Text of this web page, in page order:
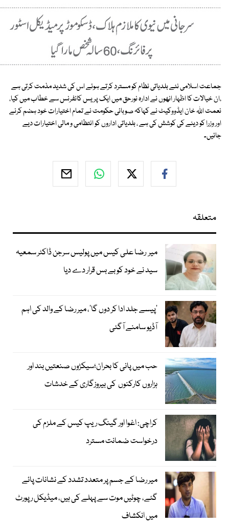
جماعت اسلامی نئے بلدیاتی نظام کو مسترد کرتے ہوئے اس کی شدید مذمت کرتی ہے
،ان خیالات کا اظہار انھوں نے ادارہ نورحق میں ایک پریس کانفرنس سے خطاب میں کیا،
نعمت اللہ خان ایڈووکیٹ نے کہاکہ صوبائی حکومت نے تمام اختیارات خود ہضم کرنے
اور وزرا کو دینے کی کوشش کی ہے ، بلدیاتی اداروں کو انتظامی و مالی اختیارات دیے
جائیں۔
متعلقہ
میر رضا علی کیس میں پولیس سرجن ڈاکٹر سمعیہ
سید نے خود کو بے بس قرار دے دیا
’پیسے جلد ادا کر دوں گا‘، میر رضا کے والد کی اہم
آڈیو سامنے آگئی
حب میں پانی کا بحران؛سیکڑوں صنعتیں بند اور
ہزاروں کارکنوں کی بیروزگاری کے خدشات
کراچی: اغوا اور گینگ ریپ کیس کے ملزم کی
درخواست ضمانت مسترد
میر رضا کے جسم پر متعدد تشدد کے نشانات پائے
گئے، چوٹیں موت سے پہلے کی ہیں، میڈیکل رپورٹ
میں انکشاف